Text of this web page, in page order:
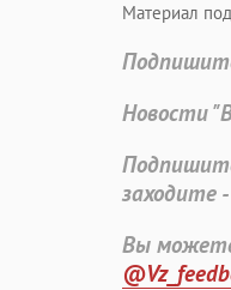
Материал
Новости
заходите
Вы